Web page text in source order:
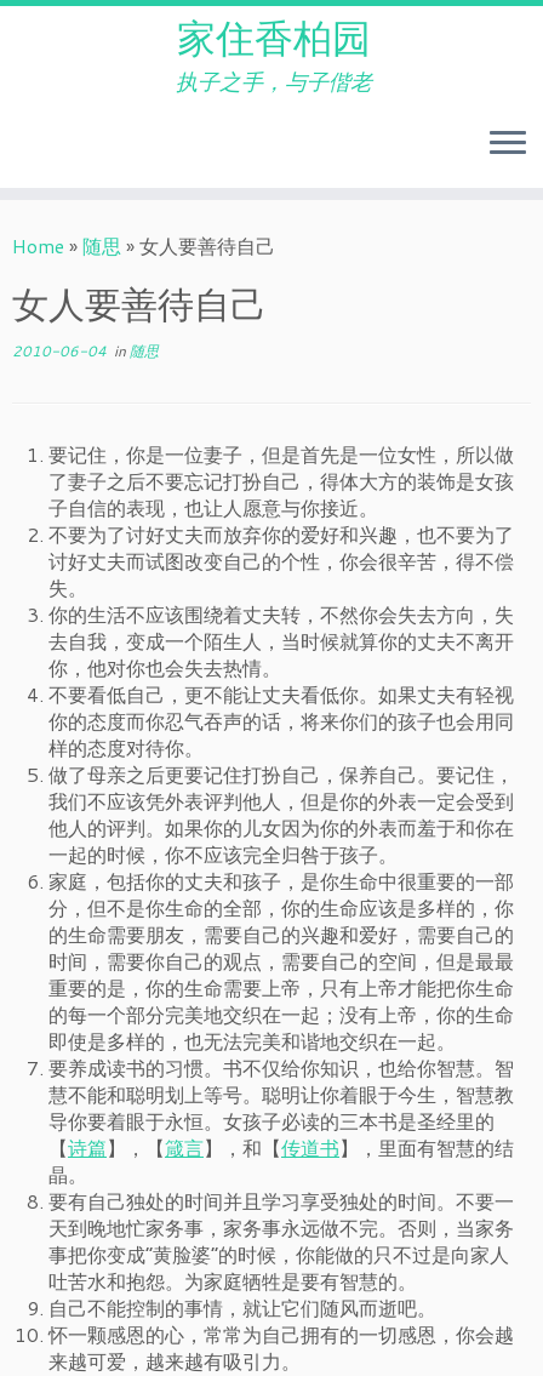
to
家住香柏园
执子之手，与子偕老
Home »随思 »女人要善待自己
女人要善待自己
2010-06-04 in随思
要记住，你是一位妻子，但是首先是一位女性，所以做
了妻子之后不要忘记打扮自己，得体大方的装饰是女孩
子自信的表现，也让人愿意与你接近。
不要为了讨好丈夫而放弃你的爱好和兴趣，也不要为了
讨好丈夫而试图改变自己的个性，你会很辛苦，得不偿
失。
你的生活不应该围绕着丈夫转，不然你会失去方向，失
去自我，变成一个陌生人，当时候就算你的丈夫不离开
你，他对你也会失去热情。
不要看低自己，更不能让丈夫看低你。如果丈夫有轻视
你的态度而你忍气吞声的话，将来你们的孩子也会用同
样的态度对待你。
做了母亲之后更要记住打扮自己，保养自己。要记住，
我们不应该凭外表评判他人，但是你的外表一定会受到
他人的评判。如果你的儿女因为你的外表而羞于和你在
一起的时候，你不应该完全归咎于孩子。
家庭，包括你的丈夫和孩子，是你生命中很重要的一部
分，但不是你生命的全部，你的生命应该是多样的，你
的生命需要朋友，需要自己的兴趣和爱好，需要自己的
时间，需要你自己的观点，需要自己的空间，但是最最
重要的是，你的生命需要上帝，只有上帝才能把你生命
的每一个部分完美地交织在一起；没有上帝，你的生命
即使是多样的，也无法完美和谐地交织在一起。
要养成读书的习惯。书不仅给你知识，也给你智慧。智
慧不能和聪明划上等号。聪明让你着眼于今生，智慧教
导你要着眼于永恒。女孩子必读的三本书是圣经里的
【诗篇】，【箴言】，和【传道书】，里面有智慧的结
晶。
要有自己独处的时间并且学习享受独处的时间。不要一
天到晚地忙家务事，家务事永远做不完。否则，当家务
事把你变成“黄脸婆”的时候，你能做的只不过是向家人
吐苦水和抱怨。为家庭牺牲是要有智慧的。
自己不能控制的事情，就让它们随风而逝吧。
怀一颗感恩的心，常常为自己拥有的一切感恩，你会越
来越可爱，越来越有吸引力。